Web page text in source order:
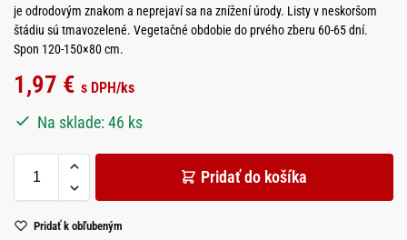
je odrodovým znakom a neprejaví sa na znížení úrody. Listy v neskoršom
štádiu sú tmavozelené. Vegetačné obdobie do prvého zberu 60-65 dní.
Spon 120-150×80 cm.
1,97 € s DPH/ks
Na sklade: 46 ks
Pridať do košíka
Pridať k obľubeným